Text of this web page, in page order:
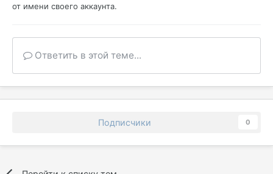
от имени своего аккаунта.
Ответить в этой теме...
Подписчики 0